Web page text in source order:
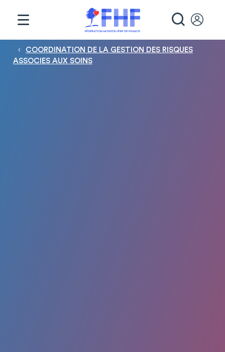
Fil d'Ariane
COORDINATION DE LA GESTION DES RISQUES
ASSOCIES AUX SOINS
Panneau de gestion des cookies